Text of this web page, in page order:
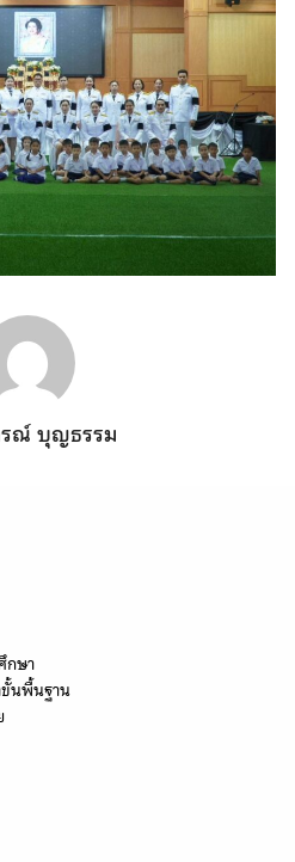
ณ์ บุญธรรม
กษา
นพื้นฐาน